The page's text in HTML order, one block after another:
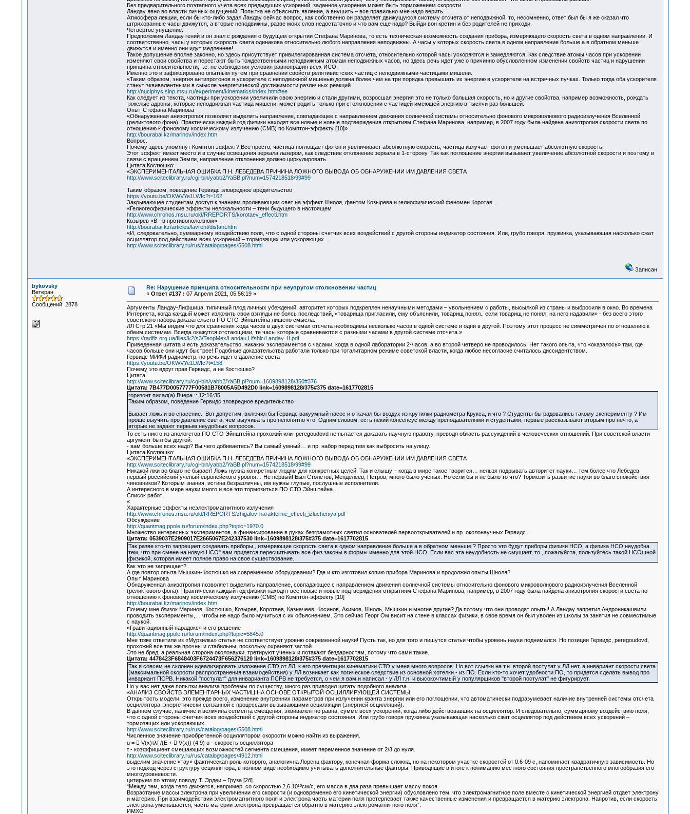
Без предварительного поэтапного учета всех предыдущих ускорений, заданное ускорение может быть торможением скорости.
Ландау явно во власти личных ощущений! Попытка не объяснить явление, а внушить – все правильно мне надо верить.
Атмосфера лекции, если бы кто-либо задал Ландау сейчас вопрос, как собственно он разделяет движущуюся систему отсчета от неподвижной, то, несомненно, ответ был бы я же сказал что
штрихованные часы движутся, а вторые неподвижны, разве моих слов недостаточно и что вам еще надо? Выйди вон кретин и без родителей не приходи.
Четвертое упущение.
Предположим Ландау гений и он знал с рождения о будущем открытии Стефана Маринова, то есть техническая возможность создания прибора, измеряющего скорость света в одном направлении. И
соответственно, часы у которых скорость света одинакова относительно любого направления неподвижны. А часы у которых скорость света в одном направление больше а в обратном меньше
движутся и именно они идут медленнее!
Такое допущение вполне законно, но здесь присутствует привилегированная система отсчета, относительно которой часы ускоряются и замедляются. Как следствие атомы часов при ускорении
изменяют свои свойства и перестают быть тождественными неподвижным атомам неподвижных часов, но здесь речь идет уже о причинно обусловленном изменении свойств частиц и нарушении
принципа относительности, т.е. не соблюдения условия равноправия всех ИСО.
Именно это и зафиксировано опытным путем при сравнении свойств релятивистских частиц с неподвижными частицами мишени.
«Таким образом, энергия антипротонов в ускорителе с неподвижной мишенью должна более чем на три порядка превышать их энергию в ускорителе на встречных пучках. Только тогда оба ускорителя
станут эквивалентными в смысле энергетической достижимости различных реакций.
http://nuclphys.sinp.msu.ru/experiment/kinematics/index.html#ee
Как следует из текста, частицы при ускорении увеличили свою энергию и стали другими, возросшая энергия это не только большая скорость, но и другие свойства, например возможность, рождать
тяжелые адроны, которые неподвижная частица мишени, может родить только при столкновении с частицей имеющей энергию в тысячи раз большей.
Опыт Стефана Маринова
«Обнаруженная анизотропия позволяет выделить направление, совпадающее с направлением движения солнечной системы относительно фонового микроволнового радиоизлучения Вселенной
(реликтового фона). Практически каждый год физики находят все новые и новые подтверждения открытиям Стефана Маринова, например, в 2007 году была найдена анизотропия скорости света по
отношению к фоновому космическому излучению (CMB) по Комптон-эффекту [10]»
http://bourabai.kz/marinov/index.htm
Вопрос.
Почему здесь упомянут Комптон эффект? Все просто, частица поглощает фотон и увеличивает абсолютную скорость, частица излучает фотон и уменьшает абсолютную скорость.
Этот эффект имеет место и в случае освещения зеркала лазером, как следствие отклонение зеркала в 1-сторону. Так как поглощение энергии вызывает увеличение абсолютной скорости и поэтому в
связи с вращением Земли, направление отклонения должно циркулировать.
Цитата Костюшко:
«ЭКСПЕРИМЕНТАЛЬНАЯ ОШИБКА П.Н. ЛЕБЕДЕВА ПРИЧИНА ЛОЖНОГО ВЫВОДА ОБ ОБНАРУЖЕНИИ ИМ ДАВЛЕНИЯ СВЕТА
http://www.sciteclibrary.ru/cgi-bin/yabb2/YaBB.pl?num=1574218518/99#99
Таким образом, поведение Гервидс зловредное вредительство
https://youtu.be/OKWVYe1LWIc?t=162
Закрывающее студентам доступ к знаниям проливающим свет на эффект Шноля, фантом Козырева и гелиофизический феномен Коротав.
«Гелиогеофизические эффекты нелокальности – тени будущего в настоящем
http://www.chronos.msu.ru/old/RREPORTS/korotaev_effecti.htm
Козырев «В - в противоположном»
http://bourabai.kz/articles/lavrent/distant.htm
«И, следовательно, суммарному воздействию поля, что с одной стороны счетчик всех воздействий с другой стороны индикатор состояния. Или, грубо говоря, пружинка, указывающая насколько сжат
осциллятор под действием всех ускорений – тормозящих или ускоряющих.
http://www.sciteclibrary.ru/rus/catalog/pages/5508.html
Записан
bykovsky
Ветеран
Сообщений: 2878
Re: Нарушение принципа относительности при неупругом столкновении частиц
« Ответ #137 : 07 Апреля 2021, 05:56:19 »
Аргументы Ландау-Лифшица, типичный плод личных убеждений, авторитет которых подкреплен ненаучными методами – увольнением с работы, высылкой из страны и выбросили в окно. Во времена
Интернета, когда каждый может изложить свои взгляды не боясь последствий, «товарища пригласили, ему объяснили, товарищ понял.. если товарищ не понял, на него надавили» - без всего этого
советского набора доказательств ПО СТО Эйнштейна лишено смысла.
ЛЛ Стр.21 «Мы видим что для сравнения хода часов в двух системах отсчета необходимы несколько часов в одной системе и одни в другой. Поэтому этот процесс не симметричен по отношению к
обеим системам. Всегда окажутся отстающими, те часы которые сравниваются с разными часами в другой системе отсчета.»
https://radfiz.org.ua/files/k2/s3/TeopMex/Landau,Lifshic/Landay_II.pdf
Приведенная цитата и есть доказательство, никаких экспериментов с часами, когда в одной лаборатории 2-часов, а во второй четверо не проводилось! Нет такого опыта, что «оказалось» там, где
часов больше они идут быстрее! Подобные доказательства работали только при тоталитарном режиме советской власти, когда любое несогласие считалось диссидентством.
Гервидс МИФИ радиометр, но речь идет о давление света
https://youtu.be/OKWVYe1LWIc?t=158
Почему это вдруг прав Гервидс, а не Костюшко?
Цитата
http://www.sciteclibrary.ru/cgi-bin/yabb2/YaBB.pl?num=1609898128/350#376
Цитата: 7B477D0057777F00581B78005A5D492D0 link=1609898128/375#375 date=1617702815
горизонт писал(а) Вчера :: 12:16:35:
Таким образом, поведение Гервидс зловредное вредительство
Бывает ложь и во спасение. Вот допустим, включил бы Гервидс вакуумный насос и откачал бы воздух из крутилки радиометра Крукса, и что ? Студенты бы радовались такому эксперименту ? Им
проще выучить про давление света, чем выучивать про непонятно что. Одним словом, есть некий консенсус между преподавателями и студентами, первые рассказывают вторым про нечто, а
вторые не задают первым неудобных вопросов.
То есть никто из апологетов ПО СТО Эйнштейна прохожий или peregoudovd не пытается доказать научную правоту, преводя область рассуждений в человеческих отношений. При советской власти
аргумент был бы другой.
- вам больше всех надо? Вы чего добиваетесь? Вы самый умный… и пр. набор перед тем как выбросить на улицу.
Цитата Костюшко:
«ЭКСПЕРИМЕНТАЛЬНАЯ ОШИБКА П.Н. ЛЕБЕДЕВА ПРИЧИНА ЛОЖНОГО ВЫВОДА ОБ ОБНАРУЖЕНИИ ИМ ДАВЛЕНИЯ СВЕТА
http://www.sciteclibrary.ru/cgi-bin/yabb2/YaBB.pl?num=1574218518/99#99
Никакой лжи во благо не бывает! Ложь нужна конкретным людям для конкретных целей. Так и слышу – когда в мире такое творится… нельзя подрывать авторитет науки… тем более что Лебедев
первый российский ученый европейского уровня… Не первый! Был Столетов, Менделеев, Петров, много было ученых. Но если бы и не было то что? Тормозить развитие науки во благо спокойствия
чиновников? Которым знания, истина безразличны, им нужны глупые, послушные исполнители.
А интересного в мире науки много и все это тормозиться ПО СТО Эйнштейна…
Список работ.
«
Характерные эффекты неэлектромагнитного излучения
http://www.chronos.msu.ru/old/RREPORTS/zhigalov-harakternie_effecti_izlucheniya.pdf
Обсуждение
http://quantmag.ppole.ru/forum/index.php?topic=1970.0
Множество интересных экспериментов, а финансирование в руках безграмотных светил основателей первооткрывателей и пр. околонаучных Гервидс.
Цитата: 0539037E2909017E2665067E242337530 link=1609898128/375#375 date=1617702815
Так разве кто-то запрещает создавать приборы , измеряющие скорость света в одном направление больше а в обратном меньше ? Просто это будут приборы физики НСО, а физика НСО неудобна
тем, что при смене на новую НСО" вам придется пересчитывать все физ.законы в формы именно для этой НСО. Если вас эта неудобность не смущает, то , пожалуйста, пользуйтесь такой НСОшной
физикой, которая имеет полное право на свое существование.
Как это не запрещает?
А где повтор опыта Мышкин-Костюшко на современном оборудовании? Где и кто изготовил копию прибора Маринова и продолжил опыты Шноля?
Опыт Маринова
Обнаруженная анизотропия позволяет выделить направление, совпадающее с направлением движения солнечной системы относительно фонового микроволнового радиоизлучения Вселенной
(реликтового фона). Практически каждый год физики находят все новые и новые подтверждения открытиям Стефана Маринова, например, в 2007 году была найдена анизотропия скорости света по
отношению к фоновому космическому излучению (CMB) по Комптон-эффекту [10]
http://bourabai.kz/marinov/index.htm
Почему мне близок Маринов, Костюшко, Козырев, Коротаев, Казначеев, Косинов, Акимов, Шноль, Мышкин и многие другие? Да потому что они проводят опыты! А Ландау запретил Андроникашвили
проводить эксперименты,… чтобы не надо было мучиться с их объяснением. Это сейчас Георг Ом висит на стене в классах физики, в свое время он был уволен из школы за занятия не совместимые
с наукой.
«Гравитационный парадокс» и его решение
http://quantmag.ppole.ru/forum/index.php?topic=5845.0
Мне тоже ответили из «Мурзилка» статья не соответствует уровню современной науки! Пусть так, но для того и пишутся статьи чтобы уровень науки поднимался. Но позиции Гервидс, peregoudovd,
прохожий все так же прочны и стабильны, поскольку охраняют застой.
Это не бред, а реальная сторона околонауки, третируют ученых и потакают бездарностям, потому что сами такие.
Цитата: 4478423F6848403F6724473F656276120 link=1609898128/375#375 date=1617702815
Так я совсем не склонен идеализировать изложение СТО от ЛЛ, к его презентации кинематики СТО у меня много вопросов. Но вот ссылки на т.н. второй постулат у ЛЛ нет, а инвариант скорости света
(максимальной скорости распространения взаимодействия) у ЛЛ возникает как логическое следствие из основной хотелки - из ПО. Если кто-то хочет удобности ПО, то придется сделать вывод про
инвариант ПСРВ. Никакой "постулат" для инварианта ПСРВ не требуется, о чем я вам и написал - у ЛЛ т.н. и высокочтимый у популярщиков "второй постулат" не фигурирует.
Но у вас нет даже попытки анализа проблемы по существу, много раз приводил цитату подобного анализа.
«АНАЛИЗ СВОЙСТВ ЭЛЕМЕНТАРНЫХ ЧАСТИЦ НА ОСНОВЕ ОТКРЫТОЙ ОСЦИЛЛИРУЮЩЕЙ СИСТЕМЫ
Открытость модели, это прежде всего, изменение внутренних параметров при излучении кванта энергии или его поглощении, что автоматически подразумевает наличие внутренней системы отсчета
осциллятора, энергетически связанной с процессами вызывающими осцилляции (энергией осцилляций).
В данном случае, наличие и величина сегмента смещения, эквивалентно равна, сумме всех ускорений, когда либо действовавших на осциллятор. И следовательно, суммарному воздействию поля,
что с одной стороны счетчик всех воздействий с другой стороны индикатор состояния. Или грубо говоря пружинка указывающая насколько сжат осциллятор под действием всех ускорений –
тормозящих или ускоряющих.
http://www.sciteclibrary.ru/rus/catalog/pages/5508.html
Численное значение приобретенной осциллятором скорости можно найти из выражения.
u =  V(x)τλf /(E +  V(x)) (4.9) u - скорость осциллятора
τ - коэффициент смещающих возможностей сегмента смещения, имеет переменное значение от 2/3 до нуля.
http://www.sciteclibrary.ru/rus/catalog/pages/4912.html
выделим значение «тау» фактическая роль которого, аналогична Лоренц фактору, конечная форма сложна, но на некотором участке скоростей от 0.6-09 с, напоминает квадратичную зависимость. Но
это подход через структуру осциллятора, в полном виде необходимо учитывать дополнительные факторы. Приводящие в итоге к пониманию местного состояния пространственного многообразия его
многоуровневости.
цитируем по этому поводу Т. Эрдеи – Груза [2б].
“Между тем, когда тело движется, например, со скоростью 2,6 10¹ºсм/с, его масса в два раза превышает массу покоя.
Возрастание массы электрона при увеличении его скорости (и одновременно его кинетической энергии) обусловлено тем, что электромагнитное поле вместе с кинетической энергией отдает электрону
и материю. При взаимодействии электромагнитного поля и электрона часть материи поля претерпевает также качественные изменения и превращается в материю электрона. Напротив, если скорость
электрона уменьшается, часть материи электрона превращается обратно в материю электромагнитного поля”.
ИМХО